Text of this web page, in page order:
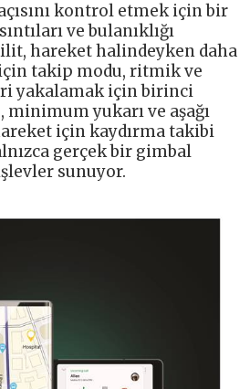
kontrol etmek için bir
ve bulanıklığı
hareket halindeyken daha
takip modu, ritmik ve
yakalamak için birinci
minimum yukarı ve aşağı
için kaydırma takibi
gerçek bir gimbal
sunuyor.